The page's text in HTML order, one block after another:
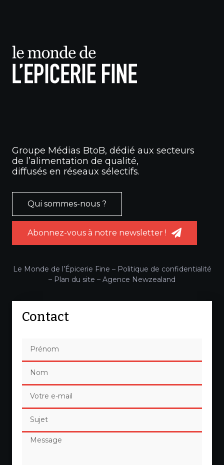
Groupe Médias BtoB, dédié aux secteurs
de l’alimentation de qualité,
diffusés en réseaux sélectifs.
Qui sommes-nous ?
Abonnez-vous à notre newsletter !
Le Monde de l’Épicerie Fine – Politique de confidentialité
– Plan du site – Agence Newzealand
Contact